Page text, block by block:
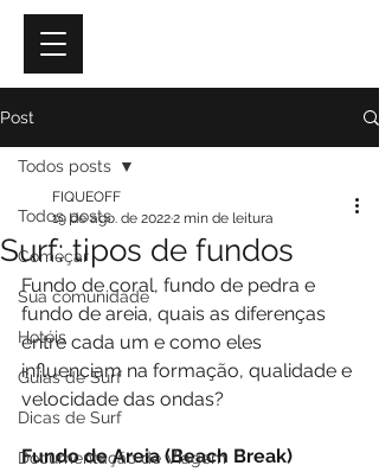
Post
Todos posts
Começar
Sua comunidade
Hotéis
Guias de Surf
Dicas de Surf
Documentação de Viagem
Todos posts
Surf: tipos de fundos
FIQUEOFF
19 de ago. de 20222 min de leitura
Fundo de coral, fundo de pedra e
fundo de areia, quais as diferenças
entre cada um e como eles
influenciam na formação, qualidade e
velocidade das ondas?
Fundo de Areia (Beach Break)